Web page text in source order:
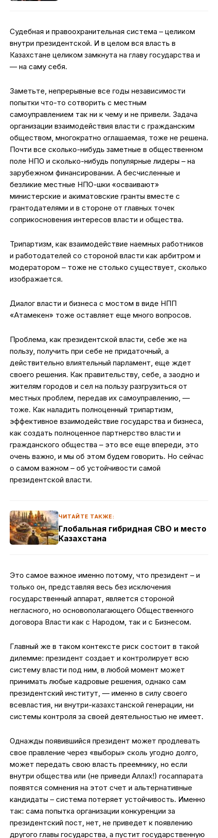
Судебная и правоохранительная система – целиком
внутри президентской. И в целом вся власть в
Казахстане целиком замкнута на главу государства и
— на саму себя.
Заметьте, непрерывные все годы независимости
попытки что-то сотворить с местным
самоуправлением так ни к чему и не привели. Задача
организации взаимодействия власти с гражданским
обществом, многократно оглашаемая, тоже не решена.
Почти все сколько-нибудь заметные в общественном
поле НПО и сколько-нибудь популярные лидеры – на
зарубежном финансировании. А бесчисленные и
безликие местные НПО-шки «осваивают»
министерские и акиматовские гранты вместе с
грантодателями и в стороне от главных точек
соприкосновения интересов власти и общества.
Трипартизм, как взаимодействие наемных работников
и работодателей со стороной власти как арбитром и
модератором – тоже не столько существует, сколько
изображается.
Диалог власти и бизнеса с мостом в виде НПП
«Атамекен» тоже оставляет еще много вопросов.
Проблема, как президентской власти, себе же на
пользу, получить при себе не придаточный, а
действительно влиятельный парламент, еще ждет
своего решения. Как правительству, себе, а заодно и
жителям городов и сел на пользу разгрузиться от
местных проблем, передав их самоуправлению, —
тоже. Как наладить полноценный трипартизм,
эффективное взаимодействие государства и бизнеса,
как создать полноценное партнерство власти и
гражданского общества – это все еще впереди, это
очень важно, и мы об этом будем говорить. Но сейчас
о самом важном – об устойчивости самой
президентской власти.
ЧИТАЙТЕ ТАКЖЕ:
Глобальная гибридная СВО и место
Казахстана
Это самое важное именно потому, что президент – и
только он, представляя весь без исключения
государственный аппарат, является стороной
негласного, но основополагающего Общественного
договора Власти как с Народом, так и с Бизнесом.
Главный же в таком контексте риск состоит в такой
дилемме: президент создает и контролирует всю
систему власти под ним, в любой момент может
принимать любые кадровые решения, однако сам
президентский институт, — именно в силу своего
всевластия, ни внутри-казахстанской генерации, ни
системы контроля за своей деятельностью не имеет.
Однажды появившийся президент может продлевать
свое правление через «выборы» сколь угодно долго,
может передать свою власть преемнику, но если
внутри общества или (не приведи Аллах!) госаппарата
появятся сомнения на этот счет и альтернативные
кандидаты – система потеряет устойчивость. Именно
так: сама попытка организации конкуренции за
президентский пост, нет, не приведет к появлению
другого главы государства, а пустит государственную